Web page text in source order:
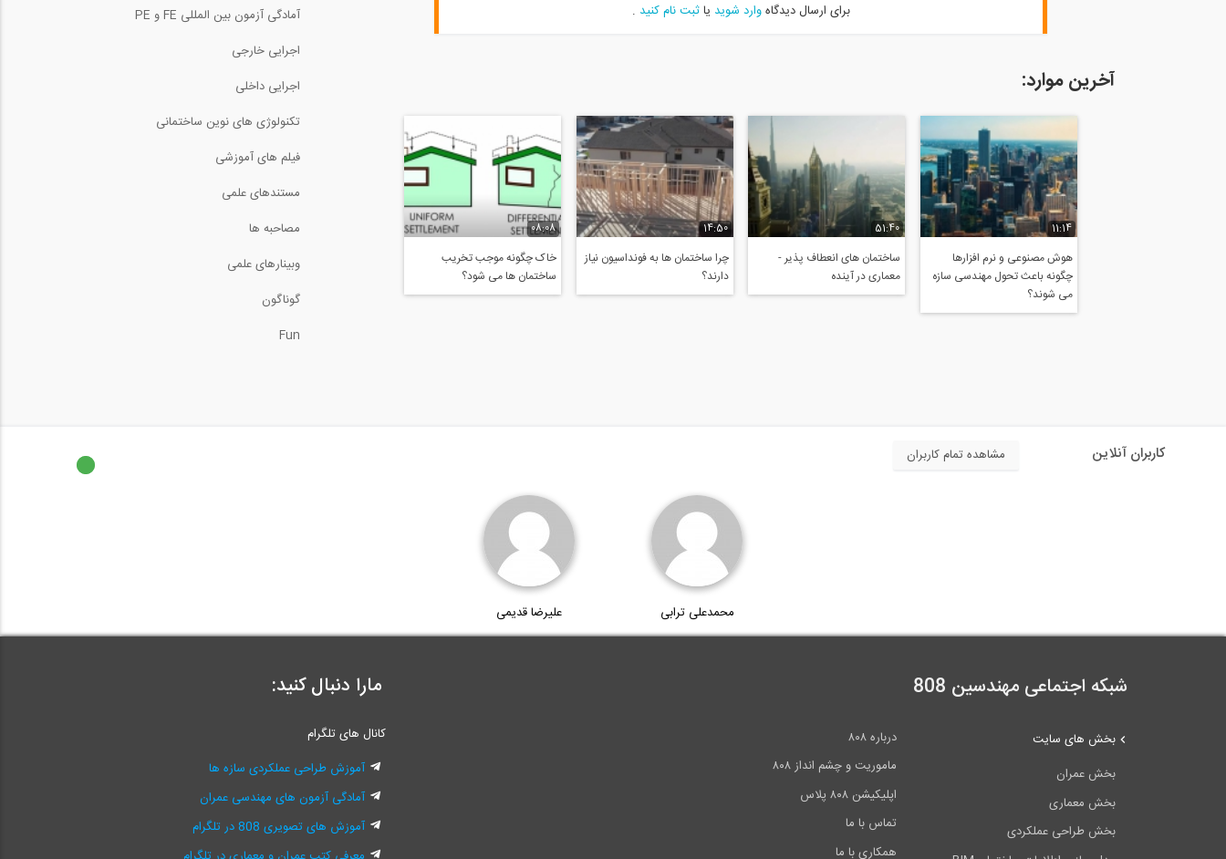
برای ارسال دیدگاهوارد شوید یاثبت نام کنید .
آخرین موارد:
11:14
هوش مصنوعی و نرم افزارها
چگونه باعث تحول مهندسی سازه
می شوند؟
51:40
ساختمان های انعطاف پذیر -
معماری در آینده
14:50
چرا ساختمان ها به فونداسیون نیاز
دارند؟
08:08
خاک چگونه موجب تخریب
ساختمان ها می شود؟
پایین آوردن سقف ورزشگاه
5:18
حفاری زیر زمین
آمادگی آزمون بین المللی FE و PE
اجرایی خارجی
اجرایی داخلی
تکنولوژی های نوین ساختمانی
فیلم های آموزشی
مستندهای علمی
مصاحبه ها
وبینارهای علمی
گوناگون
Fun
کاربران آنلاین مشاهده تمام کاربران
محمدعلی ترابی علیرضا قدیمی
شبکه اجتماعی مهندسین 808
درباره ۸۰۸
ماموریت و چشم انداز ۸۰۸
اپلیکیشن ۸۰۸ پلاس
تماس با ما
همکاری با ما
بخش های سایت
بخش عمران
بخش معماری
بخش طراحی عملکردی
مارا دنبال کنید:
کانال های تلگرام
آموزش طراحی عملکردی سازه ها
آمادگی آزمون های مهندسی عمران
آموزش های تصویری 808 در تلگرام